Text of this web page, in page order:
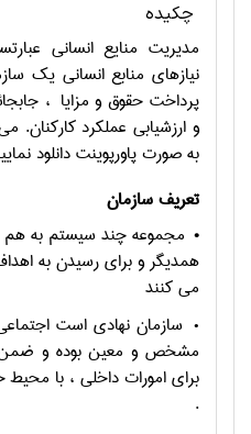
چکیده
مدیریت منایع انسانی
نيازهای منابع انسانی يک
پرداخت حقوق و مزايا ،
و ارزشيابی عملکرد کارکنان.
به صورت پاورپوینت دانلود
تعریف سازمان
• مجموعه چند سيستم به هم
همديگر و برای رسيدن به
می کنند
• سازمان نهادی است
مشخص و معين بوده و ضمن
برای امورات داخلی ، با
.